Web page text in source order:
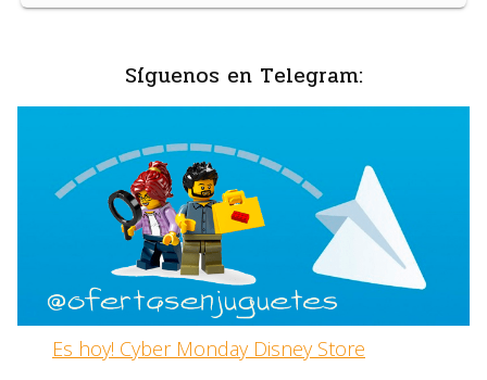
Síguenos en Telegram:
Es hoy! Cyber Monday Disney Store